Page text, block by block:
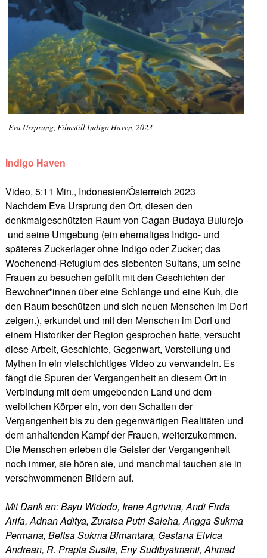
Eva Ursprung, Filmstill Indigo Haven, 2023
Indigo Haven
Video, 5:11 Min., Indonesien/Österreich 2023
Nachdem Eva Ursprung den Ort, diesen den
denkmalgeschützten Raum von Cagan Budaya Bulurejo
und seine Umgebung (ein ehemaliges Indigo- und
späteres Zuckerlager ohne Indigo oder Zucker; das
Wochenend-Refugium des siebenten Sultans, um seine
Frauen zu besuchen gefüllt mit den Geschichten der
Bewohner*innen über eine Schlange und eine Kuh, die
den Raum beschützen und sich neuen Menschen im Dorf
zeigen.), erkundet und mit den Menschen im Dorf und
einem Historiker der Region gesprochen hatte, versucht
diese Arbeit, Geschichte, Gegenwart, Vorstellung und
Mythen in ein vielschichtiges Video zu verwandeln. Es
fängt die Spuren der Vergangenheit an diesem Ort in
Verbindung mit dem umgebenden Land und dem
weiblichen Körper ein, von den Schatten der
Vergangenheit bis zu den gegenwärtigen Realitäten und
dem anhaltenden Kampf der Frauen, weiterzukommen.
Die Menschen erleben die Geister der Vergangenheit
noch immer, sie hören sie, und manchmal tauchen sie in
verschwommenen Bildern auf.
Mit Dank an: Bayu Widodo, Irene Agrivina, Andi Firda
Arifa, Adnan Aditya, Zuraisa Putri Saleha, Angga Sukma
Permana, Beltsa Sukma Bimantara, Gestana Elvica
Andrean, R. Prapta Susila, Eny Sudibyatmanti, Ahmad